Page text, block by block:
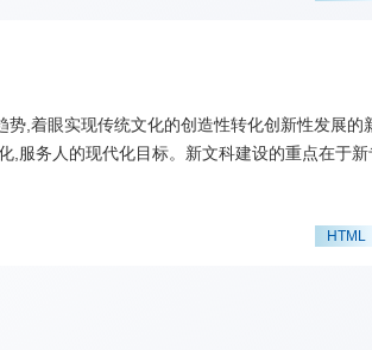
,着眼实现传统文化的创造性转化创新性发展的
服务人的现代化目标。新文科建设的重点在于
HTML